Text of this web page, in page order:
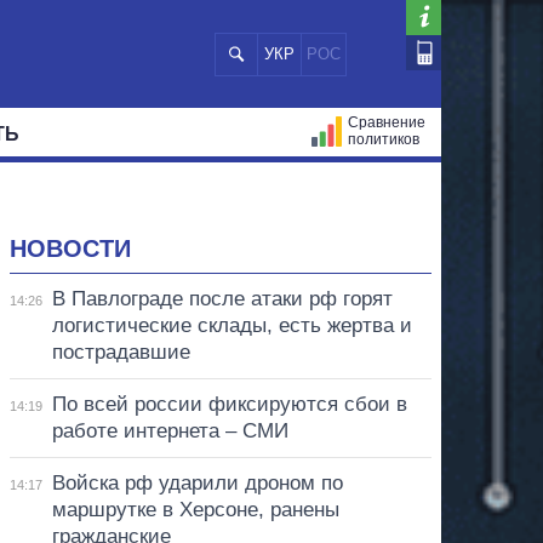
УКР РОС
Сравнение
политиков
НОВОСТИ
14:26
В Павлограде после атаки рф горят
логистические склады, есть жертва и
пострадавшие
14:19
По всей россии фиксируются сбои в
работе интернета – СМИ
14:17
Войска рф ударили дроном по
маршрутке в Херсоне, ранены
гражданские